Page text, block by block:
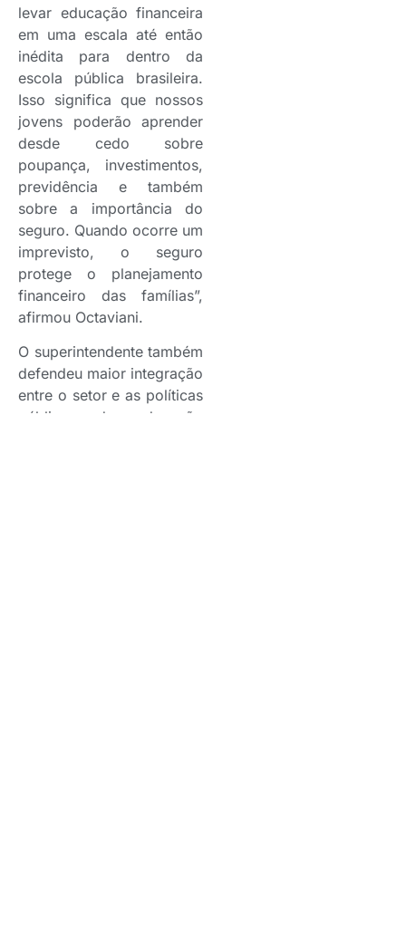
levar educação financeira
em uma escala até então
inédita para dentro da
escola pública brasileira.
Isso significa que nossos
jovens poderão aprender
desde cedo sobre
poupança, investimentos,
previdência e também
sobre a importância do
seguro. Quando ocorre um
imprevisto, o seguro
protege o planejamento
financeiro das famílias”,
afirmou Octaviani.
O superintendente também
defendeu maior integração
entre o setor e as políticas
públicas de educação